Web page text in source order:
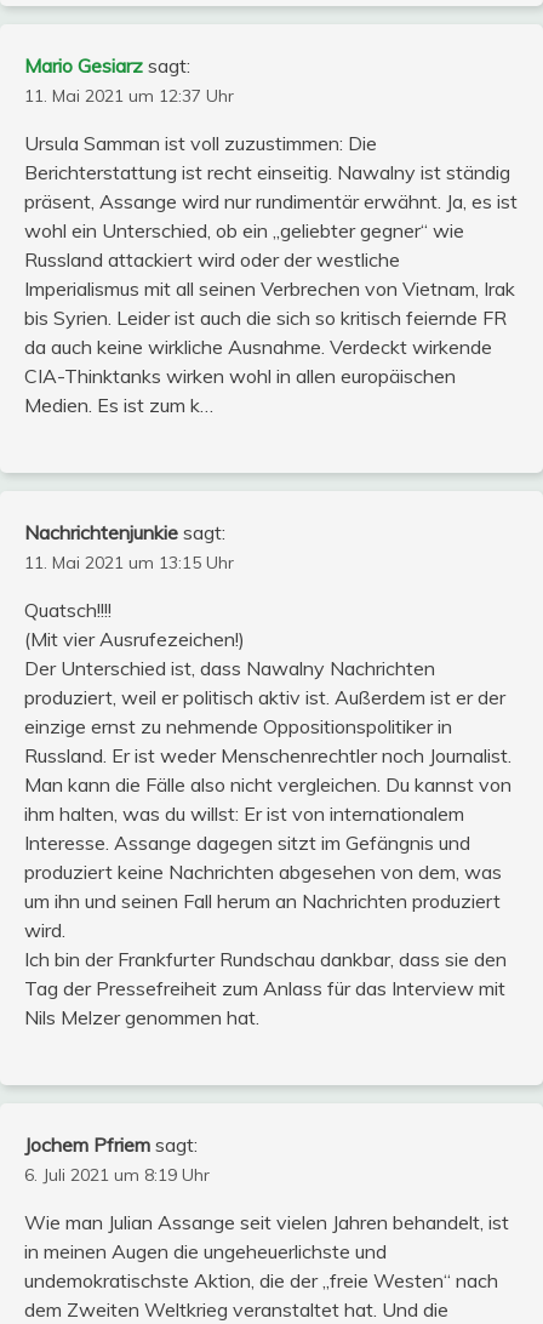
Mario Gesiarz sagt:
11. Mai 2021 um 12:37 Uhr
Ursula Samman ist voll zuzustimmen: Die
Berichterstattung ist recht einseitig. Nawalny ist ständig
präsent, Assange wird nur rundimentär erwähnt. Ja, es ist
wohl ein Unterschied, ob ein „geliebter gegner“ wie
Russland attackiert wird oder der westliche
Imperialismus mit all seinen Verbrechen von Vietnam, Irak
bis Syrien. Leider ist auch die sich so kritisch feiernde FR
da auch keine wirkliche Ausnahme. Verdeckt wirkende
CIA-Thinktanks wirken wohl in allen europäischen
Medien. Es ist zum k…
Nachrichtenjunkie sagt:
11. Mai 2021 um 13:15 Uhr
Quatsch!!!!
(Mit vier Ausrufezeichen!)
Der Unterschied ist, dass Nawalny Nachrichten
produziert, weil er politisch aktiv ist. Außerdem ist er der
einzige ernst zu nehmende Oppositionspolitiker in
Russland. Er ist weder Menschenrechtler noch Journalist.
Man kann die Fälle also nicht vergleichen. Du kannst von
ihm halten, was du willst: Er ist von internationalem
Interesse. Assange dagegen sitzt im Gefängnis und
produziert keine Nachrichten abgesehen von dem, was
um ihn und seinen Fall herum an Nachrichten produziert
wird.
Ich bin der Frankfurter Rundschau dankbar, dass sie den
Tag der Pressefreiheit zum Anlass für das Interview mit
Nils Melzer genommen hat.
Jochem Pfriem sagt:
6. Juli 2021 um 8:19 Uhr
Wie man Julian Assange seit vielen Jahren behandelt, ist
in meinen Augen die ungeheuerlichste und
undemokratischste Aktion, die der „freie Westen“ nach
dem Zweiten Weltkrieg veranstaltet hat. Und die